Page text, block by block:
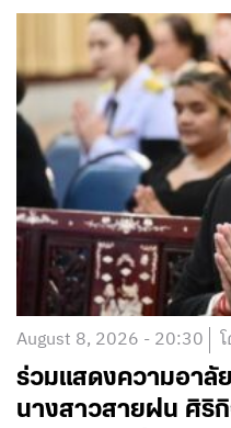
August 8, 2026 - 20:30
ร่วมแสดงความอาลั
นางสาวสายฝน ศิริกิ